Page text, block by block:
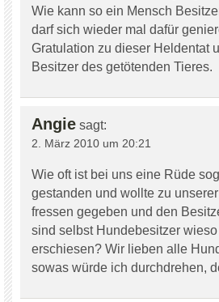
Wie kann so ein Mensch
darf sich wieder mal dafür
Gratulation zu dieser Heldentat
Besitzer des getötenden Tieres.
Angie sagt:
2. März 2010 um 20:21
Wie oft ist bei uns eine Rüde
gestanden und wollte zu
fressen gegeben und den
sind selbst Hundebesitzer
erschiesen? Wir lieben alle
sowas würde ich durchdrehen,